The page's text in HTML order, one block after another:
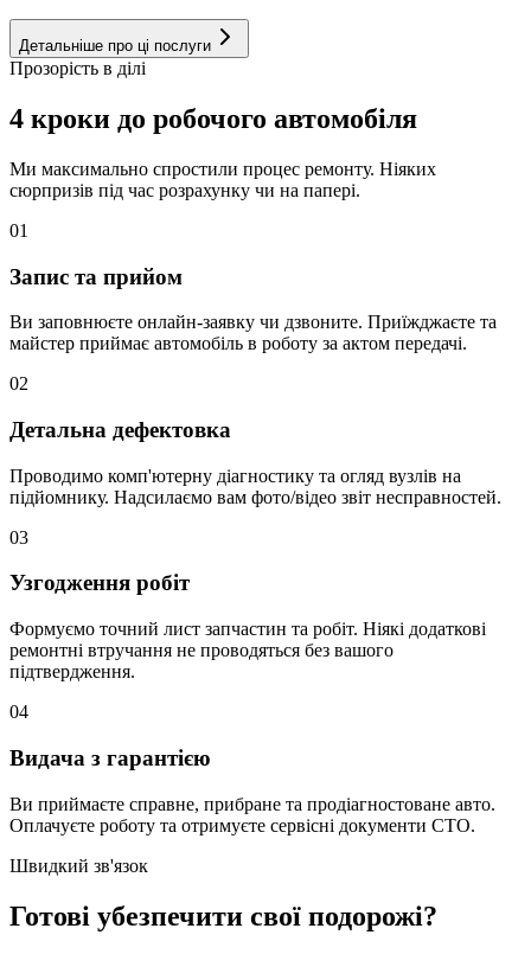
Детальніше про ці послуги
Прозорість в ділі
4 кроки до робочого автомобіля
Ми максимально спростили процес ремонту. Ніяких
сюрпризів під час розрахунку чи на папері.
01
Запис та прийом
Ви заповнюєте онлайн-заявку чи дзвоните. Приїжджаєте та
майстер приймає автомобіль в роботу за актом передачі.
02
Детальна дефектовка
Проводимо комп'ютерну діагностику та огляд вузлів на
підйомнику. Надсилаємо вам фото/відео звіт несправностей.
03
Узгодження робіт
Формуємо точний лист запчастин та робіт. Ніякі додаткові
ремонтні втручання не проводяться без вашого
підтвердження.
04
Видача з гарантією
Ви приймаєте справне, прибране та продіагностоване авто.
Оплачуєте роботу та отримуєте сервісні документи СТО.
Швидкий зв'язок
Готові убезпечити свої подорожі?